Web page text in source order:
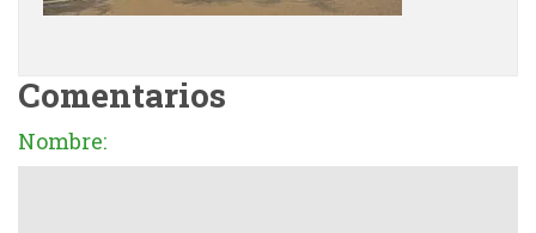
Comentarios
Nombre: